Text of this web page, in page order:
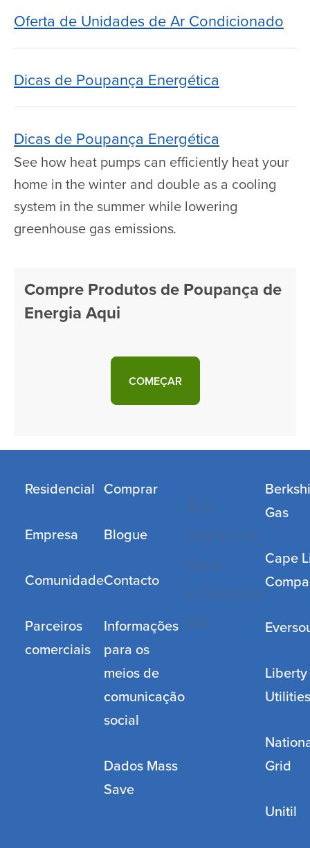
Oferta de Unidades de Ar Condicionado
Dicas de Poupança Energética
Dicas de Poupança Energética
See how heat pumps can efficiently heat your
home in the winter and double as a cooling
system in the summer while lowering
greenhouse gas emissions.
Compre Produtos de Poupança de
Energia Aqui
COMEÇAR
Residencial
Empresa
Comunidade
Parceiros
comerciais
Comprar
Blogue
Contacto
Informações
para os
meios de
comunicação
social
Dados Mass
Save
Gas
Cape
Liberty
Utilities
Grid
Unitil